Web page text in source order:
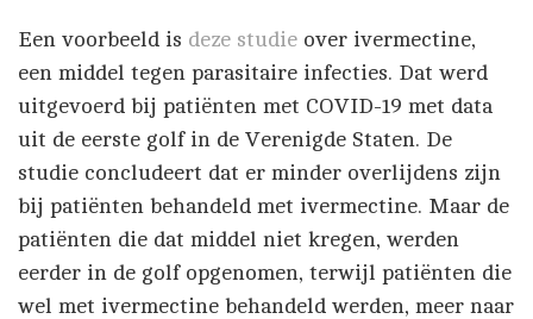
Een voorbeeld is deze studie over ivermectine,
een middel tegen parasitaire infecties. Dat werd
uitgevoerd bij patiënten met COVID-19 met data
uit de eerste golf in de Verenigde Staten. De
studie concludeert dat er minder overlijdens zijn
bij patiënten behandeld met ivermectine. Maar de
patiënten die dat middel niet kregen, werden
eerder in de golf opgenomen, terwijl patiënten die
wel met ivermectine behandeld werden, meer naar